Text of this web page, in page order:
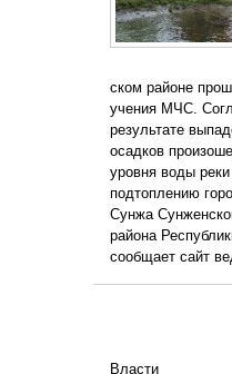
ском районе
учения МЧС.
результате
осадков
уровня воды
подтоплению
Сунжа
района
сообщает сайт
Власти